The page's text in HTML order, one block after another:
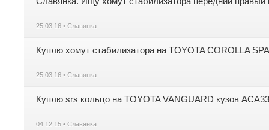
25.03.16 • Славянка
Куплю хомут стабилизатора на TOYOTA COROLLA
25.03.16 • Славянка
Куплю srs кольцо на TOYOTA VANGUARD кузов ACA33
04.12.15 • Славянка